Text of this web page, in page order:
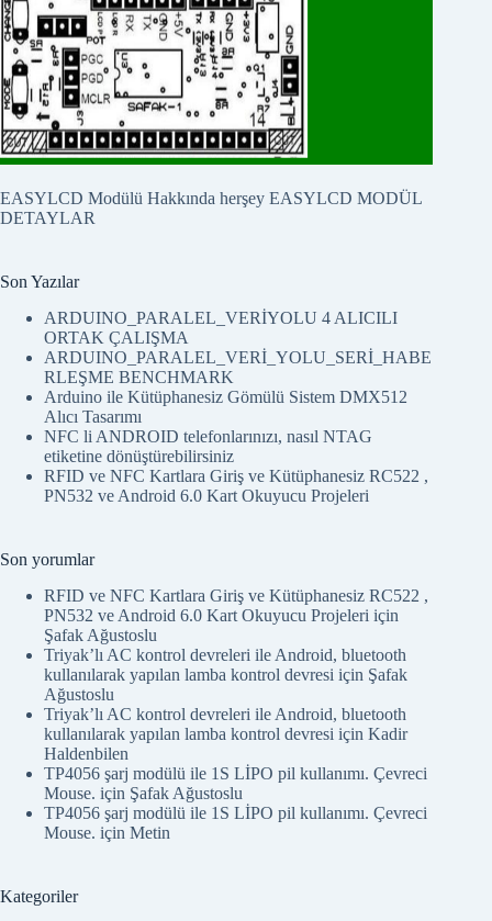
EASYLCD Modülü Hakkında herşey EASYLCD MODÜL
DETAYLAR
Son Yazılar
ARDUINO_PARALEL_VERİYOLU 4 ALICILI
ORTAK ÇALIŞMA
ARDUINO_PARALEL_VERİ_YOLU_SERİ_HABE
RLEŞME BENCHMARK
Arduino ile Kütüphanesiz Gömülü Sistem DMX512
Alıcı Tasarımı
NFC li ANDROID telefonlarınızı, nasıl NTAG
etiketine dönüştürebilirsiniz
RFID ve NFC Kartlara Giriş ve Kütüphanesiz RC522 ,
PN532 ve Android 6.0 Kart Okuyucu Projeleri
Son yorumlar
RFID ve NFC Kartlara Giriş ve Kütüphanesiz RC522 ,
PN532 ve Android 6.0 Kart Okuyucu Projeleri için
Şafak Ağustoslu
Triyak’lı AC kontrol devreleri ile Android, bluetooth
kullanılarak yapılan lamba kontrol devresi için Şafak
Ağustoslu
Triyak’lı AC kontrol devreleri ile Android, bluetooth
kullanılarak yapılan lamba kontrol devresi için Kadir
Haldenbilen
TP4056 şarj modülü ile 1S LİPO pil kullanımı. Çevreci
Mouse. için Şafak Ağustoslu
TP4056 şarj modülü ile 1S LİPO pil kullanımı. Çevreci
Mouse. için Metin
Kategoriler